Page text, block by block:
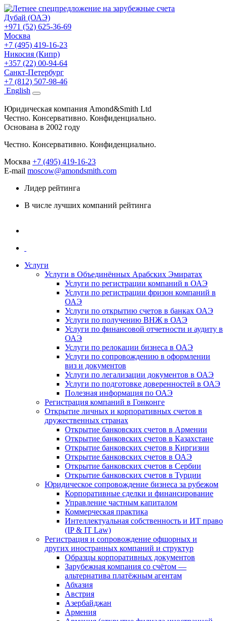
Дубай (ОАЭ)
+971 (52) 625-36-69
Москва
+7 (495) 419-16-23
Никосия (Кипр)
+357 (22) 00-94-64
Санкт-Петербург
+7 (812) 507-98-46
English
Юридическая компания Amond&Smith Ltd
Честно. Консервативно. Конфиденциально.
Основана в 2002 году
Честно. Консервативно. Конфиденциально.
Москва +7 (495) 419-16-23
E-mail moscow@amondsmith.com
Лидер рейтинга
В числе лучших компаний рейтинга
Услуги
Услуги в Объединённых Арабских Эмиратах
Услуги по регистрации компаний в ОАЭ
Услуги по регистрации фризон компаний в
ОАЭ
Услуги по открытию счетов в банках ОАЭ
Услуги по получению ВНЖ в ОАЭ
Услуги по финансовой отчетности и аудиту в
ОАЭ
Услуги по релокации бизнеса в ОАЭ
Услуги по сопровождению в оформлении
виз и документов
Услуги по легализации документов в ОАЭ
Услуги по подготовке доверенностей в ОАЭ
Полезная информация по ОАЭ
Регистрация компаний в Гонконге
Открытие личных и корпоративных счетов в
дружественных странах
Открытие банковских счетов в Армении
Открытие банковских счетов в Казахстане
Открытие банковских счетов в Киргизии
Открытие банковских счетов в ОАЭ
Открытие банковских счетов в Сербии
Открытие банковских счетов в Турции
Юридическое сопровождение бизнеса за рубежом
Корпоративные сделки и финансирование
Управление частным капиталом
Коммерческая практика
Интеллектуальная собственность и ИТ право
(IP & IT Law)
Регистрация и сопровождение офшорных и
других иностранных компаний и структур
Образцы корпоративных документов
Зарубежная компания со счётом —
альтернатива платёжным агентам
Абхазия
Австрия
Азербайджан
Армения